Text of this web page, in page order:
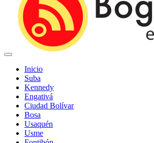
Inicio
Suba
Kennedy
Engativá
Ciudad Bolívar
Bosa
Usaquén
Usme